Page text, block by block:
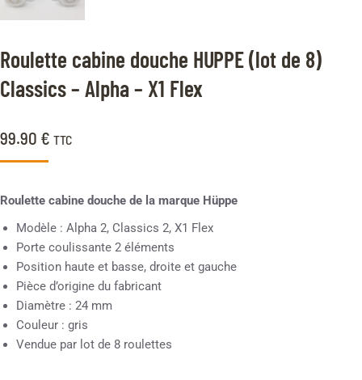
Roulette cabine douche HUPPE (lot de 8)
Classics – Alpha – X1 Flex
99.90 € TTC
Roulette cabine douche de la marque Hüppe
Modèle : Alpha 2, Classics 2, X1 Flex
Porte coulissante 2 éléments
Position haute et basse, droite et gauche
Pièce d’origine du fabricant
Diamètre : 24 mm
Couleur : gris
Vendue par lot de 8 roulettes